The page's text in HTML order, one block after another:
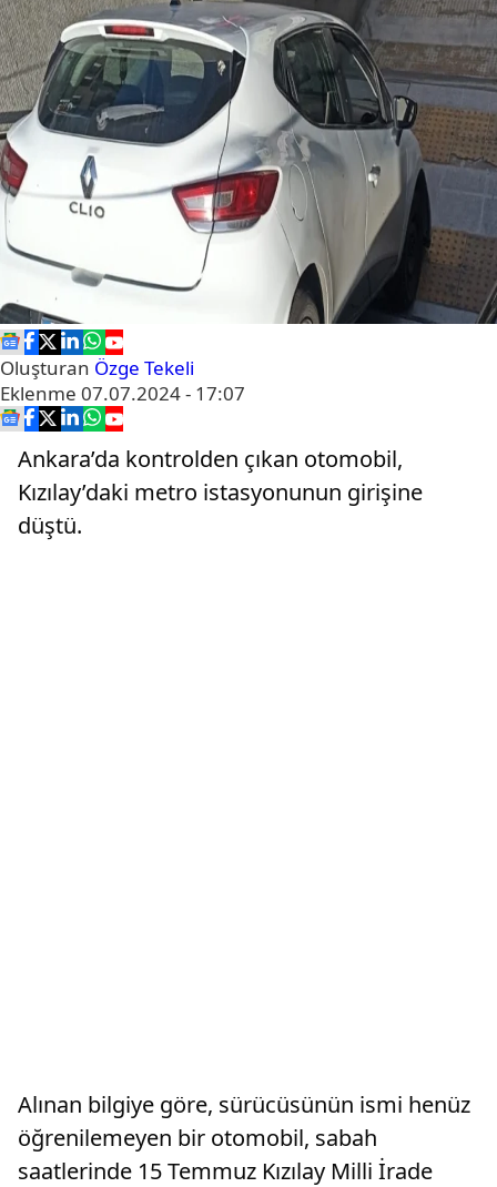
Oluşturan Özge Tekeli
Eklenme 07.07.2024 - 17:07
Ankara’da kontrolden çıkan otomobil,
Kızılay’daki metro istasyonunun girişine
düştü.
Alınan bilgiye göre, sürücüsünün ismi henüz
öğrenilemeyen bir otomobil, sabah
saatlerinde 15 Temmuz Kızılay Milli İrade